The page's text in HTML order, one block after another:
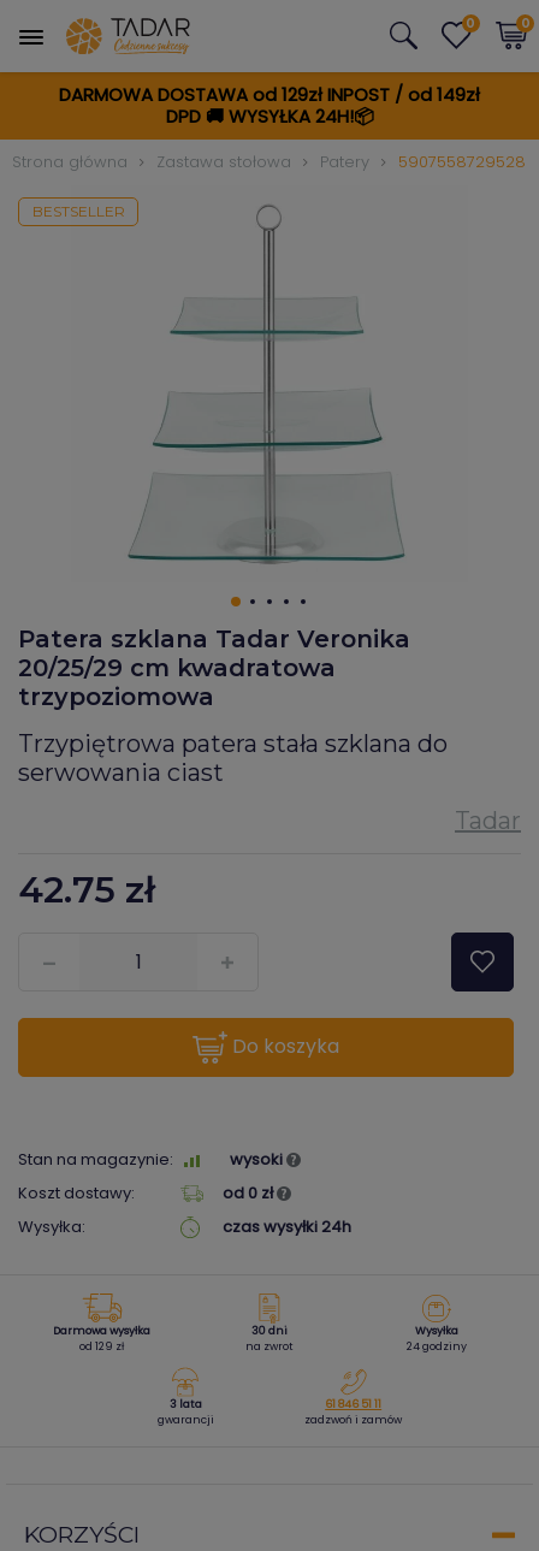
DARMOWA DOSTAWA od 129zł INPOST / od 149zł
DPD🚚WYSYŁKA 24H!📦
0 0
Strona główna Zastawa stołowa Patery 5907558729528
BESTSELLER
Patera szklana Tadar Veronika
20/25/29 cm kwadratowa
trzypoziomowa
Trzypiętrowa patera stała szklana do
serwowania ciast
42.75 zł
do koszyka
Stan na magazynie:
wysoki
Koszt dostawy:
od 0 zł
Wysyłka:
czas wysyłki 24h
Darmowa wysyłka
od 129 zł
30 dni
na zwrot
Wysyłka
24 godziny
3 lata
gwarancji
61 846 51 11
zadzwoń i zamów
KORZYŚCI